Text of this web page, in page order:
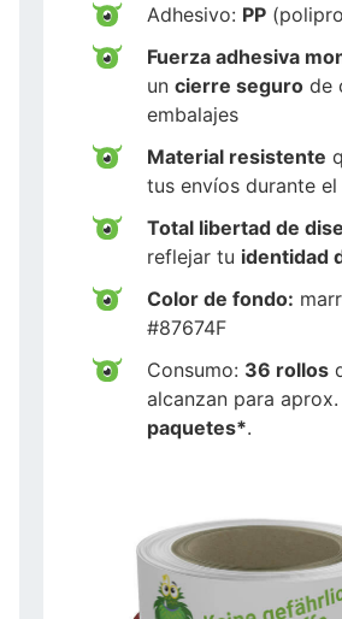
Adhesivo: PP
Fuerza adhesiva
un cierre seguro de
embalajes
Material resistente
tus envíos durante
Total libertad de
reflejar tu identidad
Color de fondo:
#87674F
Consumo: 36 rollos
alcanzan para aprox.
paquetes*.